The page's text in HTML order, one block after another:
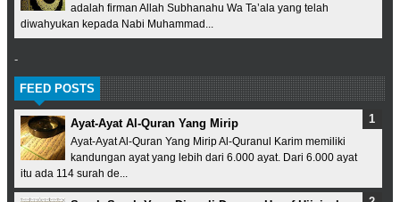
adalah firman Allah Subhanahu Wa Ta’ala yang telah
diwahyukan kepada Nabi Muhammad...
-
FEED POSTS
Ayat-Ayat Al-Quran Yang Mirip
Ayat-Ayat Al-Quran Yang Mirip Al-Quranul Karim memiliki
kandungan ayat yang lebih dari 6.000 ayat. Dari 6.000 ayat
itu ada 114 surah de...